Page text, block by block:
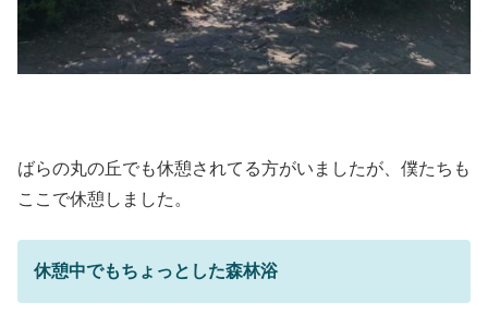
ばらの丸の丘でも休憩されてる方がいましたが、僕たちも
ここで休憩しました。
休憩中でもちょっとした森林浴